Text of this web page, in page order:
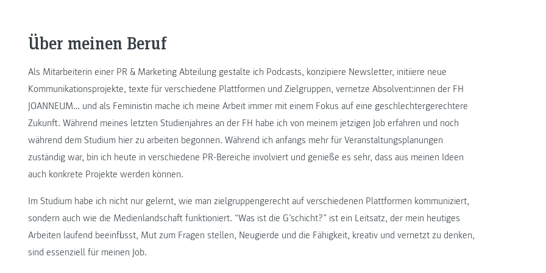
Über meinen Beruf
Als Mitarbeiterin einer PR & Marketing Abteilung gestalte ich Podcasts, konzipiere Newsletter, initiiere neue
Kommunikationsprojekte, texte für verschiedene Plattformen und Zielgruppen, vernetze Absolvent:innen der FH
JOANNEUM… und als Feministin mache ich meine Arbeit immer mit einem Fokus auf eine geschlechtergerechtere
Zukunft. Während meines letzten Studienjahres an der FH habe ich von meinem jetzigen Job erfahren und noch
während dem Studium hier zu arbeiten begonnen. Während ich anfangs mehr für Veranstaltungsplanungen
zuständig war, bin ich heute in verschiedene PR-Bereiche involviert und genieße es sehr, dass aus meinen Ideen
auch konkrete Projekte werden können.
Im Studium habe ich nicht nur gelernt, wie man zielgruppengerecht auf verschiedenen Plattformen kommuniziert,
sondern auch wie die Medienlandschaft funktioniert. “Was ist die G’schicht?” ist ein Leitsatz, der mein heutiges
Arbeiten laufend beeinflusst, Mut zum Fragen stellen, Neugierde und die Fähigkeit, kreativ und vernetzt zu denken,
sind essenziell für meinen Job.